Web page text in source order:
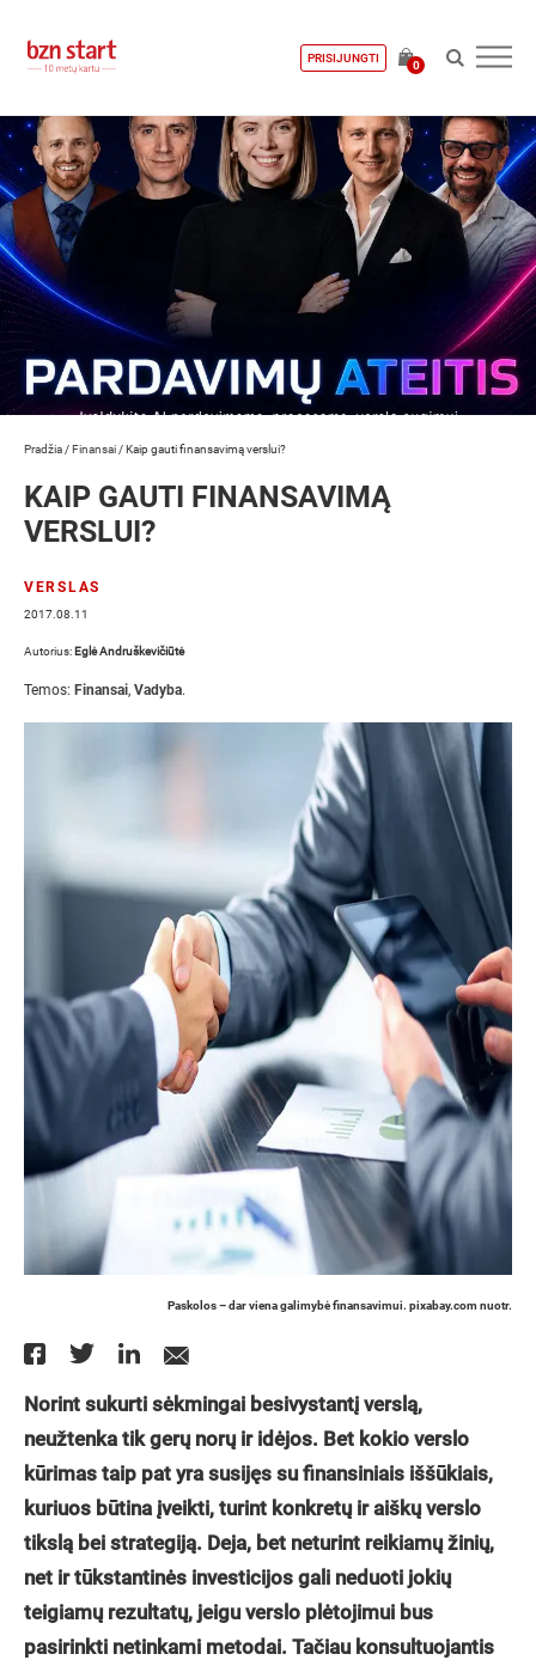
PRISIJUNGTI
0
Pradžia /Finansai /Kaip gauti finansavimą verslui?
KAIP GAUTI FINANSAVIMĄ
VERSLUI?
VERSLAS
2017.08.11
Autorius: Eglė Andruškevičiūtė
Temos: Finansai, Vadyba.
Paskolos – dar viena galimybė finansavimui. pixabay.com nuotr.
Norint sukurti sėkmingai besivystantį verslą,
neužtenka tik gerų norų ir idėjos. Bet kokio verslo
kūrimas taip pat yra susijęs su finansiniais iššūkiais,
kuriuos būtina įveikti, turint konkretų ir aiškų verslo
tikslą bei strategiją. Deja, bet neturint reikiamų žinių,
net ir tūkstantinės investicijos gali neduoti jokių
teigiamų rezultatų, jeigu verslo plėtojimui bus
pasirinkti netinkami metodai. Tačiau konsultuojantis